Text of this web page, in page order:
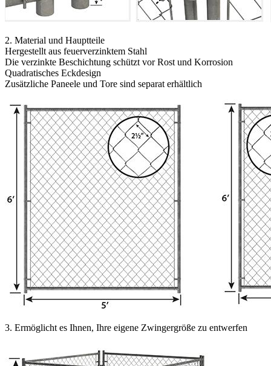
2. Material und Hauptteile
Hergestellt aus feuerverzinktem Stahl
Die verzinkte Beschichtung schützt vor Rost und Korrosion
Quadratisches Eckdesign
Zusätzliche Paneele und Tore sind separat erhältlich
3. Ermöglicht es Ihnen, Ihre eigene Zwingergröße zu entwerfen